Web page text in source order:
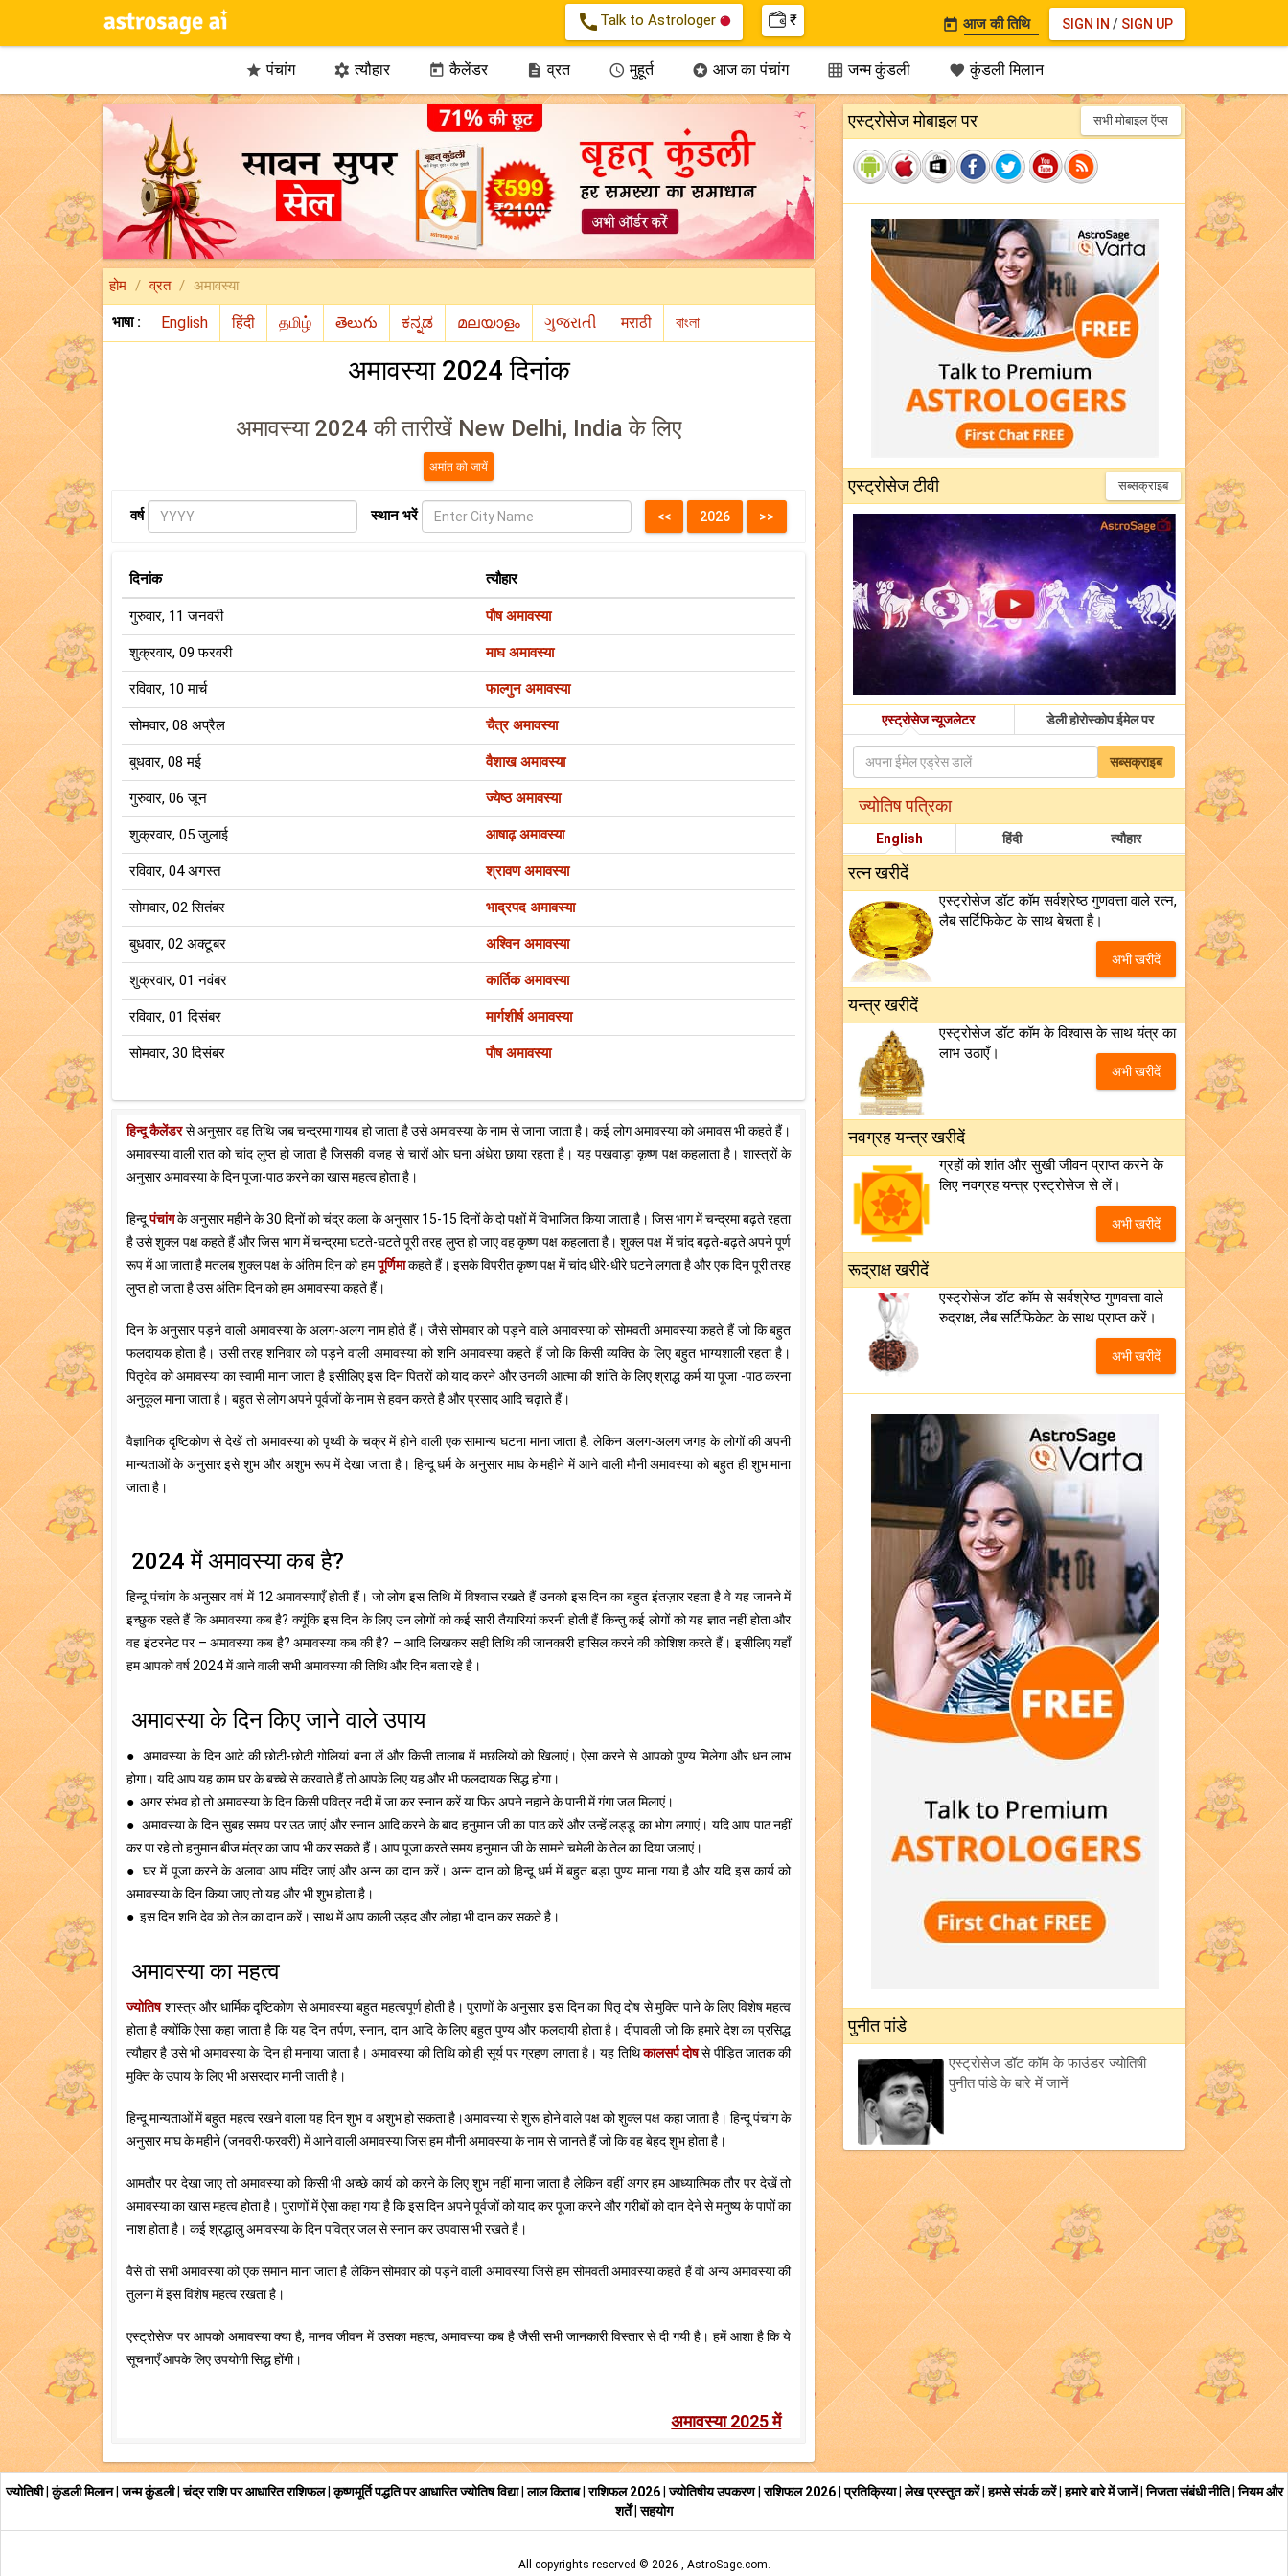
call Talk to Astrologer ₹ SIGN IN / SIGN UP
 आज की तिथि
 पंचांग  त्यौहार  कैलेंडर  व्रत  मुहूर्त  आज का पंचांग  जन्म कुंडली  कुंडली मिलान
होम व्रत अमावस्या
भाषा :
अमावस्या 2024 दिनांक
अमावस्या 2024 की तारीखें New Delhi, India के लिए
वर्ष स्थान भरें
दिनांक त्यौहार
गुरुवार, 11 जनवरी पौष अमावस्या
शुक्रवार, 09 फरवरी माघ अमावस्या
रविवार, 10 मार्च फाल्गुन अमावस्या
सोमवार, 08 अप्रैल चैत्र अमावस्या
बुधवार, 08 मई वैशाख अमावस्या
गुरुवार, 06 जून ज्येष्ठ अमावस्या
शुक्रवार, 05 जुलाई आषाढ़ अमावस्या
रविवार, 04 अगस्त श्रावण अमावस्या
सोमवार, 02 सितंबर भाद्रपद अमावस्या
बुधवार, 02 अक्टूबर अश्विन अमावस्या
शुक्रवार, 01 नवंबर कार्तिक अमावस्या
रविवार, 01 दिसंबर मार्गशीर्ष अमावस्या
सोमवार, 30 दिसंबर पौष अमावस्या
हिन्दू कैलेंडरसे अनुसार वह तिथि जब चन्द्रमा गायब हो जाता है उसे अमावस्या के नाम से जाना जाता है। कई लोग अमावस्या को अमावस भी कहते हैं।
अमावस्या वाली रात को चांद लुप्त हो जाता है जिसकी वजह से चारों ओर घना अंधेरा छाया रहता है। यह पखवाड़ा कृष्ण पक्ष कहलाता है। शास्त्रों के
अनुसार अमावस्या के दिन पूजा-पाठ करने का खास महत्व होता है।
हिन्दूपंचांगके अनुसार महीने के 30 दिनों को चंद्र कला के अनुसार 15-15 दिनों के दो पक्षों में विभाजित किया जाता है। जिस भाग में चन्द्रमा बढ़ते रहता
है उसे शुक्ल पक्ष कहते हैं और जिस भाग में चन्द्रमा घटते-घटते पूरी तरह लुप्त हो जाए वह कृष्ण पक्ष कहलाता है। शुक्ल पक्ष में चांद बढ़ते-बढ़ते अपने पूर्ण
रूप में आ जाता है मतलब शुक्ल पक्ष के अंतिम दिन को हमपूर्णिमाकहते हैं। इसके विपरीत कृष्ण पक्ष में चांद धीरे-धीरे घटने लगता है और एक दिन पूरी तरह
लुप्त हो जाता है उस अंतिम दिन को हम अमावस्या कहते हैं।
दिन के अनुसार पड़ने वाली अमावस्या के अलग-अलग नाम होते हैं। जैसे सोमवार को पड़ने वाले अमावस्या को सोमवती अमावस्या कहते हैं जो कि बहुत
फलदायक होता है। उसी तरह शनिवार को पड़ने वाली अमावस्या को शनि अमावस्या कहते हैं जो कि किसी व्यक्ति के लिए बहुत भाग्यशाली रहता है।
पितृदेव को अमावस्या का स्वामी माना जाता है इसीलिए इस दिन पितरों को याद करने और उनकी आत्मा की शांति के लिए श्राद्ध कर्म या पूजा -पाठ करना
अनुकूल माना जाता है। बहुत से लोग अपने पूर्वजों के नाम से हवन करते है और प्रसाद आदि चढ़ाते हैं।
वैज्ञानिक दृष्टिकोण से देखें तो अमावस्या को पृथ्वी के चक्र में होने वाली एक सामान्य घटना माना जाता है. लेकिन अलग-अलग जगह के लोगों की अपनी
मान्यताओं के अनुसार इसे शुभ और अशुभ रूप में देखा जाता है। हिन्दू धर्म के अनुसार माघ के महीने में आने वाली मौनी अमावस्या को बहुत ही शुभ माना
जाता है।
2024 में अमावस्या कब है?
हिन्दू पंचांग के अनुसार वर्ष में 12 अमावस्याएँ होती हैं। जो लोग इस तिथि में विश्वास रखते हैं उनको इस दिन का बहुत इंतज़ार रहता है वे यह जानने में
इच्छुक रहते हैं कि अमावस्या कब है? क्यूंकि इस दिन के लिए उन लोगों को कई सारी तैयारियां करनी होती हैं किन्तु कई लोगों को यह ज्ञात नहीं होता और
वह इंटरनेट पर – अमावस्या कब है? अमावस्या कब की है? – आदि लिखकर सही तिथि की जानकारी हासिल करने की कोशिश करते हैं। इसीलिए यहाँ
हम आपको वर्ष 2024 में आने वाली सभी अमावस्या की तिथि और दिन बता रहे है।
अमावस्या के दिन किए जाने वाले उपाय
● अमावस्या के दिन आटे की छोटी-छोटी गोलियां बना लें और किसी तालाब में मछलियों को खिलाएं। ऐसा करने से आपको पुण्य मिलेगा और धन लाभ
होगा। यदि आप यह काम घर के बच्चे से करवाते हैं तो आपके लिए यह और भी फलदायक सिद्ध होगा।
● अगर संभव हो तो अमावस्या के दिन किसी पवित्र नदी में जा कर स्नान करें या फिर अपने नहाने के पानी में गंगा जल मिलाएं।
● अमावस्या के दिन सुबह समय पर उठ जाएं और स्नान आदि करने के बाद हनुमान जी का पाठ करें और उन्हें लड्डू का भोग लगाएं। यदि आप पाठ नहीं
कर पा रहे तो हनुमान बीज मंत्र का जाप भी कर सकते हैं। आप पूजा करते समय हनुमान जी के सामने चमेली के तेल का दिया जलाएं।
● घर में पूजा करने के अलावा आप मंदिर जाएं और अन्न का दान करें। अन्न दान को हिन्दू धर्म में बहुत बड़ा पुण्य माना गया है और यदि इस कार्य को
अमावस्या के दिन किया जाए तो यह और भी शुभ होता है।
● इस दिन शनि देव को तेल का दान करें। साथ में आप काली उड़द और लोहा भी दान कर सकते है।
अमावस्या का महत्व
ज्योतिषशास्त्र और धार्मिक दृष्टिकोण से अमावस्या बहुत महत्वपूर्ण होती है। पुराणों के अनुसार इस दिन का पितृ दोष से मुक्ति पाने के लिए विशेष महत्व
होता है क्योंकि ऐसा कहा जाता है कि यह दिन तर्पण, स्नान, दान आदि के लिए बहुत पुण्य और फलदायी होता है। दीपावली जो कि हमारे देश का प्रसिद्ध
त्यौहार है उसे भी अमावस्या के दिन ही मनाया जाता है। अमावस्या की तिथि को ही सूर्य पर ग्रहण लगता है। यह तिथिकालसर्प दोषसे पीड़ित जातक की
मुक्ति के उपाय के लिए भी असरदार मानी जाती है।
हिन्दू मान्यताओं में बहुत महत्व रखने वाला यह दिन शुभ व अशुभ हो सकता है।अमावस्या से शुरू होने वाले पक्ष को शुक्ल पक्ष कहा जाता है। हिन्दू पंचांग के
अनुसार माघ के महीने (जनवरी-फरवरी) में आने वाली अमावस्या जिस हम मौनी अमावस्या के नाम से जानते हैं जो कि वह बेहद शुभ होता है।
आमतौर पर देखा जाए तो अमावस्या को किसी भी अच्छे कार्य को करने के लिए शुभ नहीं माना जाता है लेकिन वहीं अगर हम आध्यात्मिक तौर पर देखें तो
अमावस्या का खास महत्व होता है। पुराणों में ऐसा कहा गया है कि इस दिन अपने पूर्वजों को याद कर पूजा करने और गरीबों को दान देने से मनुष्य के पापों का
नाश होता है। कई श्रद्धालु अमावस्या के दिन पवित्र जल से स्नान कर उपवास भी रखते है।
वैसे तो सभी अमावस्या को एक समान माना जाता है लेकिन सोमवार को पड़ने वाली अमावस्या जिसे हम सोमवती अमावस्या कहते हैं वो अन्य अमावस्या की
तुलना में इस विशेष महत्व रखता है।
एस्ट्रोसेज पर आपको अमावस्या क्या है, मानव जीवन में उसका महत्व, अमावस्या कब है जैसी सभी जानकारी विस्तार से दी गयी है। हमें आशा है कि ये
सूचनाएँ आपके लिए उपयोगी सिद्ध होंगी।
अमावस्या 2025 में
एस्ट्रोसेज मोबाइल पर सभी मोबाइल ऍप्स
एस्ट्रोसेज टीवी सब्सक्राइब
एस्ट्रोसेज न्यूजलेटर डेली होरोस्कोप ईमेल पर
सब्सक्राइब
ज्योतिष पत्रिका
English हिंदी त्यौहार
रत्न खरीदें
एस्ट्रोसेज डॉट कॉम सर्वश्रेष्ठ गुणवत्ता वाले रत्न,
लैब सर्टिफिकेट के साथ बेचता है।
अभी खरीदें
यन्त्र खरीदें
एस्ट्रोसेज डॉट कॉम के विश्वास के साथ यंत्र का
लाभ उठाएँ।
अभी खरीदें
नवग्रह यन्त्र खरीदें
ग्रहों को शांत और सुखी जीवन प्राप्त करने के
लिए नवग्रह यन्त्र एस्ट्रोसेज से लें।
अभी खरीदें
रूद्राक्ष खरीदें
एस्ट्रोसेज डॉट कॉम से सर्वश्रेष्ठ गुणवत्ता वाले
रुद्राक्ष, लैब सर्टिफिकेट के साथ प्राप्त करें।
अभी खरीदें
पुनीत पांडे
एस्ट्रोसेज डॉट कॉम के फाउंडर ज्योतिषी
पुनीत पांडे के बारे में जानें
ज्योतिषी |कुंडली मिलान |जन्म कुंडली |चंद्र राशि पर आधारित राशिफल |कृष्णमूर्ति पद्धति पर आधारित ज्योतिष विद्या |लाल किताब |राशिफल 2026|ज्योतिषीय उपकरण |राशिफल 2026|प्रतिक्रिया |लेख प्रस्तुत करें |हमसे संपर्क करें |हमारे बारे में जानें |निजता संबंधी नीति |नियम और
शर्तें |सहयोग
All copyrights reserved © 2026 , AstroSage.com.